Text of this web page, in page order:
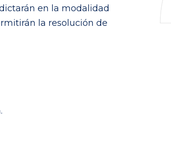
en la modalidad
la resolución de